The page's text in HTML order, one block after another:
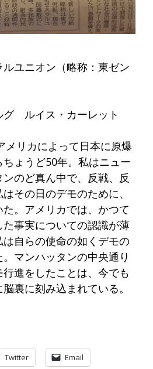
ユニオン（略称：東ゼン
グ ルイス・カーレット
メリカによって日本に原爆
ょうど50年。私はニュー
のど真ん中で、反戦、反
その日のデモのために、
。アメリカでは、かつて
事実についての認識が薄
自らの使命の如くデモの
マンハッタンの中央通り
進をしたことは、今でも
裏に刻み込まれている。
Twitter Email